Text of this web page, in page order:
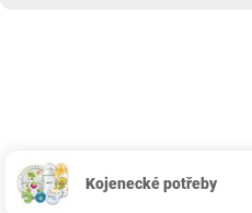
Kojenecké potřeby